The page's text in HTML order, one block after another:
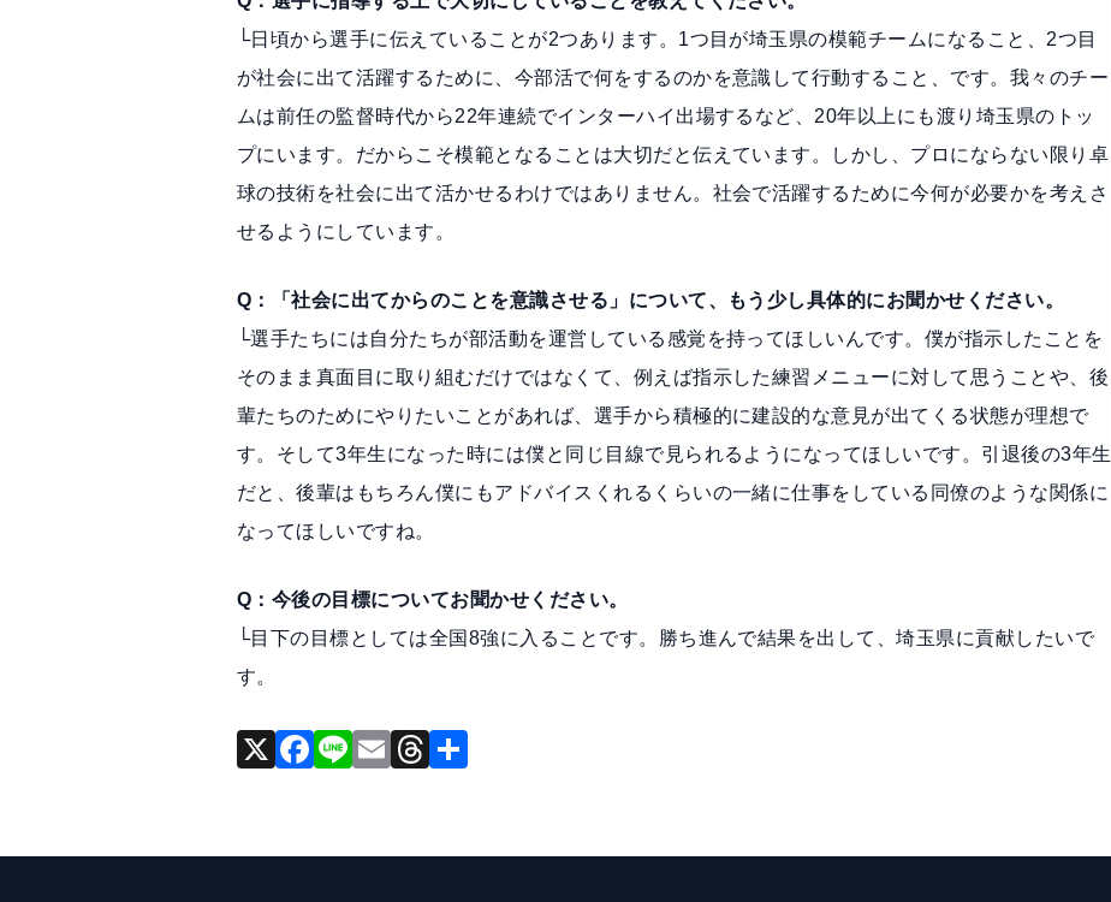
└日頃から選手に伝えていることが2つあります。1つ目が埼玉県の模範チームになること、2つ目
が社会に出て活躍するために、今部活で何をするのかを意識して行動すること、です。我々のチー
ムは前任の監督時代から22年連続でインターハイ出場するなど、20年以上にも渡り埼玉県のトッ
プにいます。だからこそ模範となることは大切だと伝えています。しかし、プロにならない限り卓
球の技術を社会に出て活かせるわけではありません。社会で活躍するために今何が必要かを考えさ
せるようにしています。
Q：「社会に出てからのことを意識させる」について、もう少し具体的にお聞かせください。
└選手たちには自分たちが部活動を運営している感覚を持ってほしいんです。僕が指示したことを
そのまま真面目に取り組むだけではなくて、例えば指示した練習メニューに対して思うことや、後
輩たちのためにやりたいことがあれば、選手から積極的に建設的な意見が出てくる状態が理想で
す。そして3年生になった時には僕と同じ目線で見られるようになってほしいです。引退後の3年生
だと、後輩はもちろん僕にもアドバイスくれるくらいの一緒に仕事をしている同僚のような関係に
なってほしいですね。
Q：今後の目標についてお聞かせください。
└目下の目標としては全国8強に入ることです。勝ち進んで結果を出して、埼玉県に貢献したいで
す。
X F
e
Li E
l
T
a